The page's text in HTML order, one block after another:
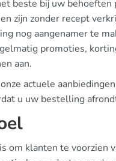
beste bij uw behoeften
zijn zonder recept
nog aangenamer te
promoties,
aan.
actuele
u uw bestelling
om klanten te voorzien